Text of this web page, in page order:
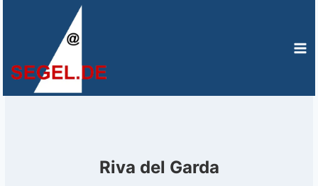
springen
Riva del Garda